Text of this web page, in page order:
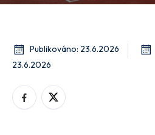
Publikováno: 23.6.2026
23.6.2026